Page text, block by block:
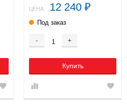
ЦЕНА: 12 240 ₽
Под заказ
- +
Купить